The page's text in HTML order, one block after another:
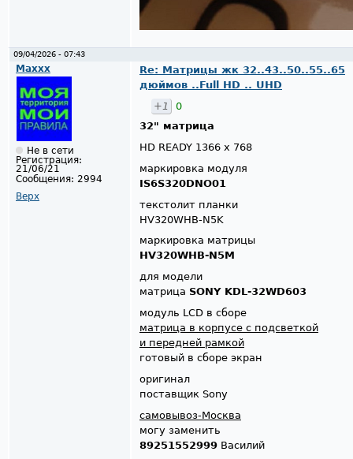
09/04/2026 - 07:43
Maxxx
Не в сети
Регистрация:
21/06/21
Сообщения: 2994
Верх
Re: Матрицы жк 32..43..50..55..65
дюймов ..Full HD .. UHD
+1
0
32" матрица
HD READY 1366 х 768
маркировка модуля
IS6S320DNO01
текстолит планки
HV320WHB-N5K
маркировка матрицы
HV320WHB-N5M
для модели
матрица SONY KDL-32WD603
модуль LCD в сборе
матрица в корпусе с подсветкой
и передней рамкой
готовый в сборе экран
оригинал
поставщик Sony
самовывоз-Москва
могу заменить
89251552999 Василий